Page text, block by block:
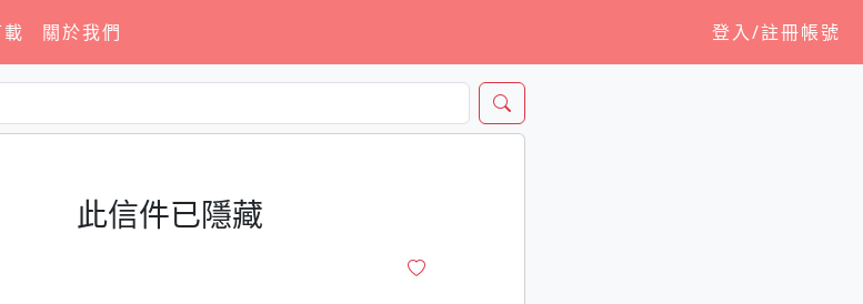
關於我們 登入/註冊帳號
此信件已隱藏